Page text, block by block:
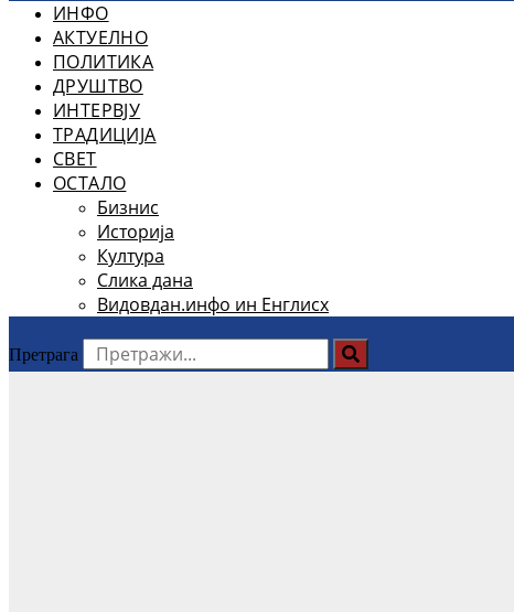
ИНФО
АКТУЕЛНО
ПОЛИТИКА
ДРУШТВО
ИНТЕРВЈУ
ТРАДИЦИЈА
СВЕТ
ОСТАЛО
Бизнис
Историја
Култура
Слика дана
Видовдан.инфо ин Енглисх
Претрага